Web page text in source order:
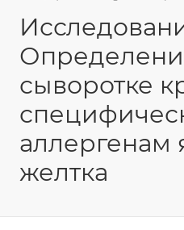
сыворотке
аллергенам
желтка